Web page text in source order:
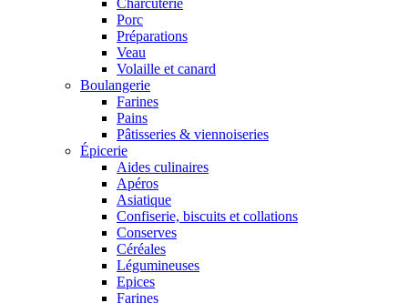
Charcuterie
Porc
Préparations
Veau
Volaille et canard
Boulangerie
Farines
Pains
Pâtisseries & viennoiseries
Épicerie
Aides culinaires
Apéros
Asiatique
Confiserie, biscuits et collations
Conserves
Céréales
Légumineuses
Epices
Farines